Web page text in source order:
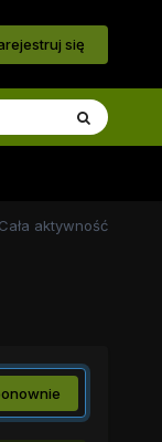
się
Cała aktywność